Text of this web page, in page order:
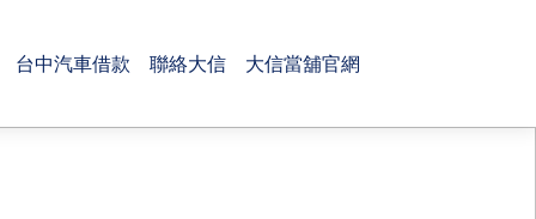
台中汽車借款 聯絡大信 大信當舖官網